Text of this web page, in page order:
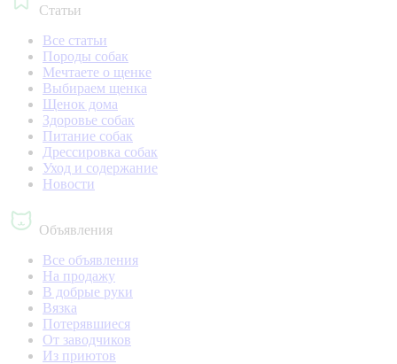
Статьи
Все статьи
Породы собак
Мечтаете о щенке
Выбираем щенка
Щенок дома
Здоровье собак
Питание собак
Дрессировка собак
Уход и содержание
Новости
Объявления
Все объявления
На продажу
В добрые руки
Вязка
Потерявшиеся
От заводчиков
Из приютов